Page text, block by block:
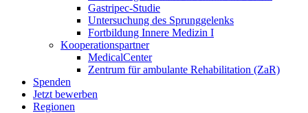
Gastripec-Studie
Untersuchung des Sprunggelenks
Fortbildung Innere Medizin I
Kooperationspartner
MedicalCenter
Zentrum für ambulante Rehabilitation (ZaR)
Spenden
Jetzt bewerben
Regionen